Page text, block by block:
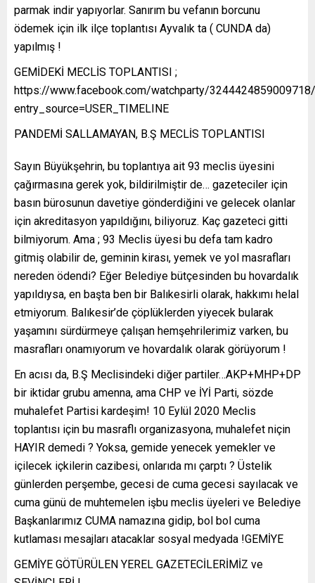
parmak indir yapıyorlar. Sanırım bu vefanın borcunu
ödemek için ilk ilçe toplantısı Ayvalık ta ( CUNDA da)
yapılmış !
GEMİDEKİ MECLİS TOPLANTISI ;
https://www.facebook.com/watchparty/
entry_source=USER_TIMELINE
PANDEMİ SALLAMAYAN, B.Ş MECLİS TOPLANTISI
Sayın Büyükşehrin, bu toplantıya ait 93 meclis üyesini
çağırmasına gerek yok, bildirilmiştir de… gazeteciler için
basın bürosunun davetiye gönderdiğini ve gelecek olanlar
için akreditasyon yapıldığını, biliyoruz. Kaç gazeteci gitti
bilmiyorum. Ama ; 93 Meclis üyesi bu defa tam kadro
gitmiş olabilir de, geminin kirası, yemek ve yol masrafları
nereden ödendi? Eğer Belediye bütçesinden bu hovardalık
yapıldıysa, en başta ben bir Balıkesirli olarak, hakkımı helal
etmiyorum. Balıkesir’de çöplüklerden yiyecek bularak
yaşamını sürdürmeye çalışan hemşehrilerimiz varken, bu
masrafları onamıyorum ve hovardalık olarak görüyorum !
En acısı da, B.Ş Meclisindeki diğer partiler…AKP+MHP+DP
bir iktidar grubu amenna, ama CHP ve İYİ Parti, sözde
muhalefet Partisi kardeşim! 10 Eylül 2020 Meclis
toplantısı için bu masraflı organizasyona, muhalefet niçin
HAYIR demedi ? Yoksa, gemide yenecek yemekler ve
içilecek içkilerin cazibesi, onlarıda mı çarptı ? Üstelik
günlerden perşembe, gecesi de cuma gecesi sayılacak ve
cuma günü de muhtemelen işbu meclis üyeleri ve Belediye
Başkanlarımız CUMA namazına gidip, bol bol cuma
kutlaması mesajları atacaklar sosyal medyada !GEMİYE
GEMİYE GÖTÜRÜLEN YEREL GAZETECİLERİMİZ ve